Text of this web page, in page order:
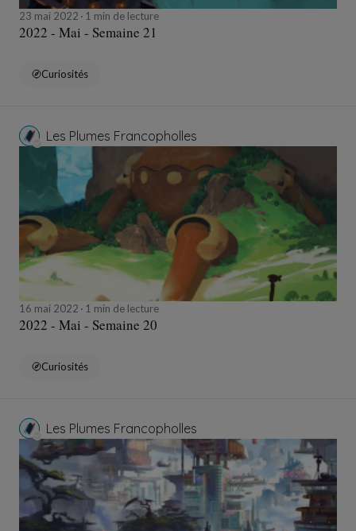
23 mai 2022 1 min de lecture
2022 - Mai - Semaine 21
Curiosités
Les Plumes Francopholles
16 mai 2022 1 min de lecture
2022 - Mai - Semaine 20
Curiosités
Les Plumes Francopholles